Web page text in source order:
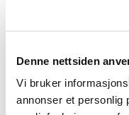
Denne nettsiden
Vi bruker
annonser et personlig
Nå kan du
Sjoa og fjellene
Priser fra 1100
Aldersgrense fra:
Inkluderer